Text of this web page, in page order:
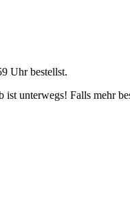
Uhrbestellst.
unterwegs! Falls mehr